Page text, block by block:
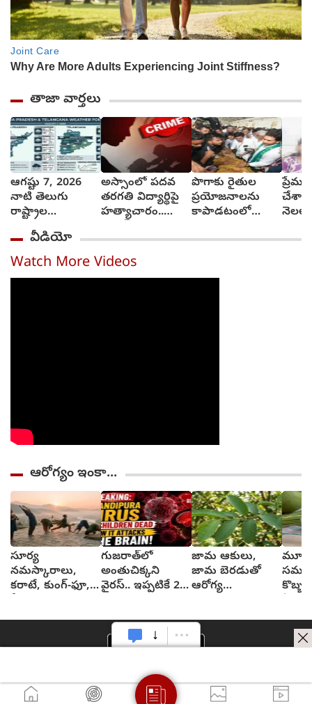
తాజా వార్తలు
ఆగష్టు 7, 2026
నాటి తెలుగు
రాష్ట్రాల
వాతావరణ సూచన
ఎలా వుందంటే..?
అస్సాంలో పదవ
తరగతి విద్యార్థిపై
హత్యాచారం..
తల్లి.. మంచంపై
విగతజీవిగా..?
పొగాకు రైతుల
ప్రయోజనాలను
కాపాడటంలో
వైఎస్ జగన్
ప్రేమ
నెలల
వీడియో
Watch More Videos
ఆరోగ్యం ఇంకా...
సూర్య
నమస్కారాలు,
కరాటే, కుంగ్-ఫూ,
గుజరాత్‌లో
అంతుచిక్కని
వైరస్.. ఇప్పటికే 22
జామ ఆకులు,
జామ బెరడుతో
ఆరోగ్య